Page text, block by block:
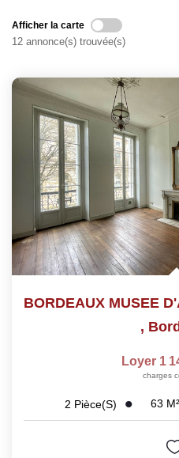
Créer une alerte
Afficher la carte
12 annonce(s) trouvée(s)
,
Loyer 1
charges
2 Pièce(s) 63 M²